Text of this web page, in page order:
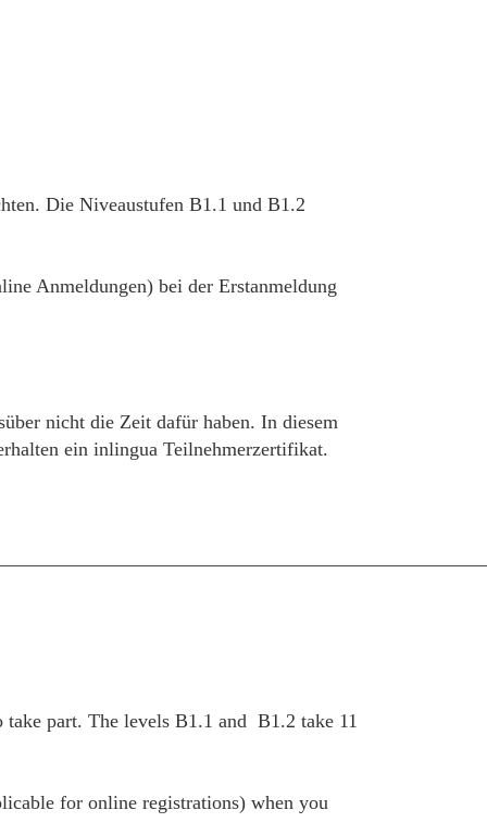
Die Niveaustufen B1.1 und B1.2
Anmeldungen) bei der Erstanmeldung
nicht die Zeit dafür haben. In diesem
ein inlingua Teilnehmerzertifikat.
part. The levels B1.1 and B1.2 take 11
for online registrations) when you